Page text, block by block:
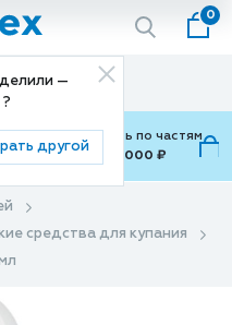
—
?
другой
0
Способ доставки
Доставка
Можно оплатить по частям
от 700 ₽ до 15,000 ₽
средства для купания